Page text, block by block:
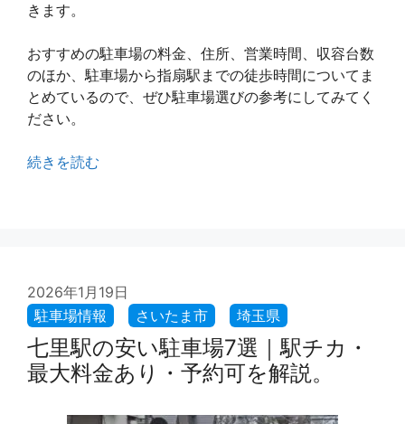
きます。
おすすめの駐車場の料金、住所、営業時間、収容台数
のほか、駐車場から指扇駅までの徒歩時間についてま
とめているので、ぜひ駐車場選びの参考にしてみてく
ださい。
続きを読む
2026年1月19日
七里駅の安い駐車場7選｜駅チカ・
最大料金あり・予約可を解説。